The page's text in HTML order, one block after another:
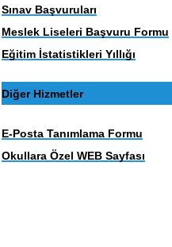
Sınav Başvuruları
Meslek Liseleri Başvuru Formu
Eğitim İstatistikleri Yıllığı
Diğer Hizmetler
E-Posta Tanımlama Formu
Okullara Özel WEB Sayfası